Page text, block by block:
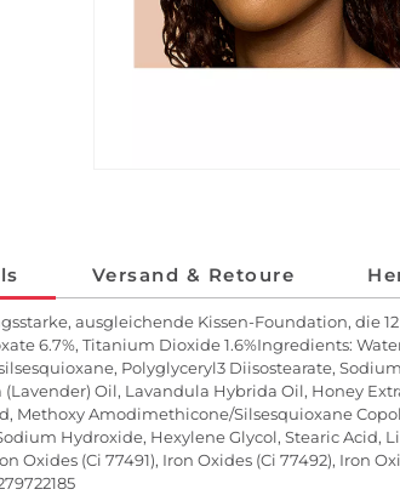
Versand & Retoure
ausgleichende Kissen-Foundation, die
6.7%, Titanium Dioxide 1.6%Ingredients:
Polyglyceryl3 Diisostearate,
Oil, Lavandula Hybrida Oil, Honey
Methoxy Amodimethicone/Silsesquioxane
Hydroxide, Hexylene Glycol, Stearic
Oxides (Ci 77491), Iron Oxides (Ci 77492), Iron